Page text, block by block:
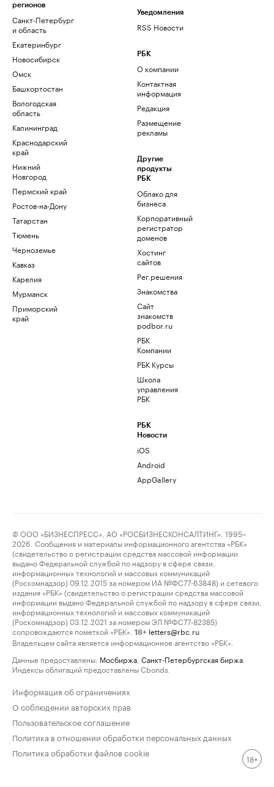
регионов
Санкт-Петербург
и область
Екатеринбург
Новосибирск
Омск
Башкортостан
Вологодская
область
Калининград
Краснодарский
край
Нижний
Новгород
Пермский край
Ростов-на-Дону
Татарстан
Тюмень
Черноземье
Кавказ
Карелия
Мурманск
Приморский
край
Уведомления
RSS Новости
РБК
О компании
Контактная
информация
Редакция
Размещение
рекламы
Другие
продукты
РБК
Облако для
бизнеса
Корпоративный
регистратор
доменов
Хостинг
сайтов
Рег.решения
Знакомства
Сайт
знакомств
podbor.ru
РБК
Компании
РБК Курсы
Школа
управления
РБК
РБК
Новости
iOS
Android
AppGallery
© ООО «БИЗНЕСПРЕСС», АО «РОСБИЗНЕСКОНСАЛТИНГ», 1995–
2026. Сообщения и материалы информационного агентства «РБК»
(свидетельство о регистрации средства массовой информации
выдано Федеральной службой по надзору в сфере связи,
информационных технологий и массовых коммуникаций
(Роскомнадзор) 09.12.2015 за номером ИА №ФС77-63848) и сетевого
издания «РБК» (свидетельство о регистрации средства массовой
информации выдано Федеральной службой по надзору в сфере связи,
информационных технологий и массовых коммуникаций
(Роскомнадзор) 03.12.2021 за номером ЭЛ №ФС77-82385)
сопровождаются пометкой «РБК».
18+ letters@rbc.ru
Владельцем сайта является информационное агентство «РБК».
Данные предоставлены: Мосбиржа Санкт-Петербургская биржа
Индексы облигаций предоставлены Cbonds.
Информация об ограничениях
О соблюдении авторских прав
Пользовательское соглашение
Политика в отношении обработки персональных данных
Политика обработки файлов cookie
18+